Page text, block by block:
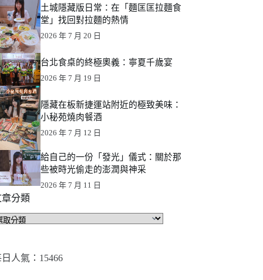
土城隱藏版日常：在「麵匡匡拉麵食
堂」找回對拉麵的熱情
2026 年 7 月 20 日
台北食桌的終極奧義：寧夏千歲宴
2026 年 7 月 19 日
隱藏在板新捷運站附近的極致美味：
小秘苑燒肉餐酒
2026 年 7 月 12 日
給自己的一份「發光」儀式：關於那
些被時光偷走的澎潤與神采
2026 年 7 月 11 日
分類
人氣：15466